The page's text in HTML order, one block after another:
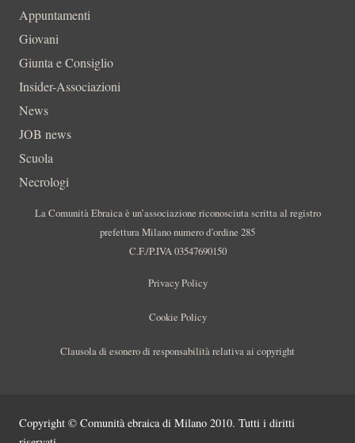
Appuntamenti
Giovani
Giunta e Consiglio
Insider-Associazioni
News
JOB news
Scuola
Necrologi
La Comunità Ebraica è un’associazione riconosciuta scritta al registro
prefettura Milano numero d’ordine 285
C.F./P.IVA 03547690150
Privacy Policy
Cookie Policy
Clausola di esonero di responsabilità relativa ai copyright
Copyright © Comunità ebraica di Milano 2010. Tutti i diritti